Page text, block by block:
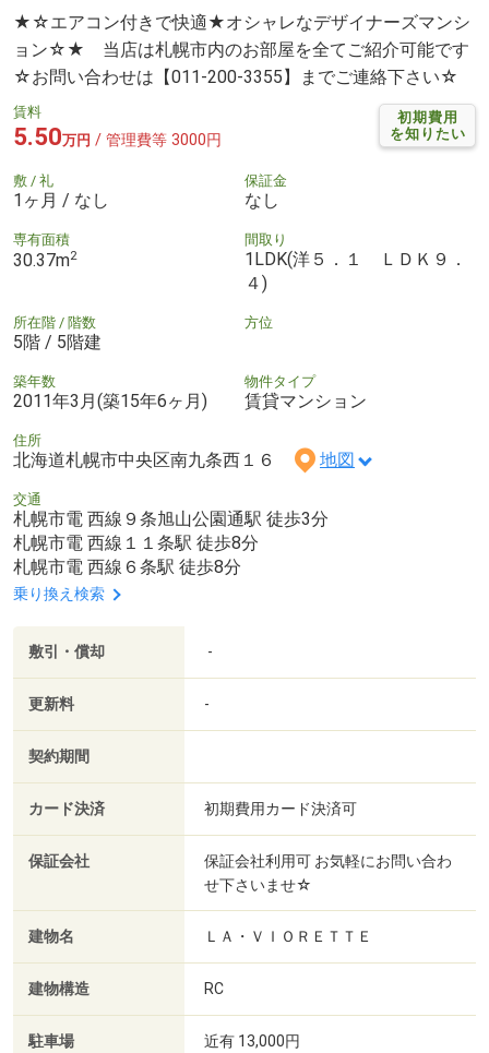
★☆エアコン付きで快適★オシャレなデザイナーズマンシ
ョン☆★ 当店は札幌市内のお部屋を全てご紹介可能です
☆お問い合わせは【011-200-3355】までご連絡下さい☆
初期費用
を知りたい
賃料
5.50万円 / 管理費等 3000円
敷 / 礼
1ヶ月 / なし
保証金
なし
専有面積
30.37m2
間取り
1LDK(洋５．１ ＬＤＫ９．
４)
所在階 / 階数
5階 / 5階建
方位
築年数
2011年3月(築15年6ヶ月)
物件タイプ
賃貸マンション
住所
北海道札幌市中央区南九条西１６ 地図
交通
札幌市電 西線９条旭山公園通駅 徒歩3分
札幌市電 西線１１条駅 徒歩8分
札幌市電 西線６条駅 徒歩8分
乗り換え検索
敷引・償却 -
更新料 -
契約期間
カード決済 初期費用カード決済可
保証会社
保証会社利用可 お気軽にお問い合わ
せ下さいませ☆
建物名 ＬＡ・ＶＩＯＲＥＴＴＥ
建物構造 RC
駐車場 近有 13,000円